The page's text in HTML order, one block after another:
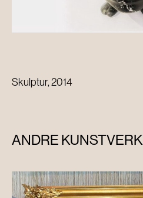
Skulptur, 2014
ANDRE KUNSTVERK